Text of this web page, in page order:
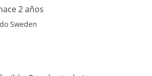
2 años
Sweden